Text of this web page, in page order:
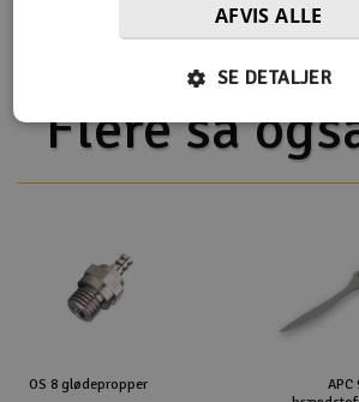
Flere så
OS 8 glødepropper
APC
AFVIS ALLE
SE DETALJER